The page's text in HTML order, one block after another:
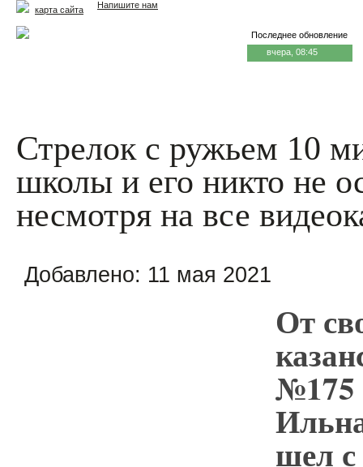
Напишите нам
карта сайта
Последнее обновление
вчера, 08:45
Стрелок с ружьем 10
школы и его никто не
несмотря на все
Добавлено: 11 мая 2021
От
№175
шел